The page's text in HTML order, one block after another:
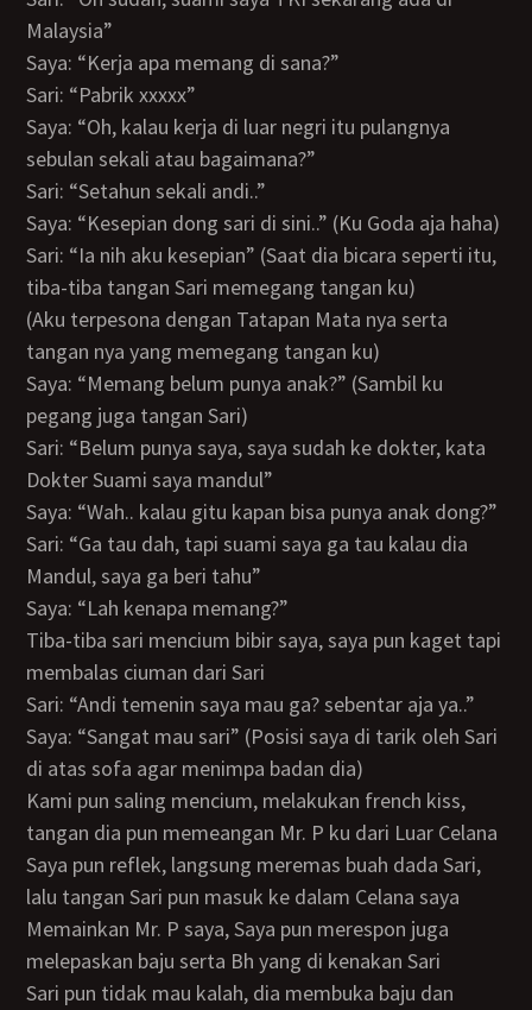
Malaysia”
Saya: “Kerja apa memang di sana?”
Sari: “Pabrik xxxxx”
Saya: “Oh, kalau kerja di luar negri itu pulangnya
sebulan sekali atau bagaimana?”
Sari: “Setahun sekali andi..”
Saya: “Kesepian dong sari di sini..” (Ku Goda aja haha)
Sari: “Ia nih aku kesepian” (Saat dia bicara seperti itu,
tiba-tiba tangan Sari memegang tangan ku)
(Aku terpesona dengan Tatapan Mata nya serta
tangan nya yang memegang tangan ku)
Saya: “Memang belum punya anak?” (Sambil ku
pegang juga tangan Sari)
Sari: “Belum punya saya, saya sudah ke dokter, kata
Dokter Suami saya mandul”
Saya: “Wah.. kalau gitu kapan bisa punya anak dong?”
Sari: “Ga tau dah, tapi suami saya ga tau kalau dia
Mandul, saya ga beri tahu”
Saya: “Lah kenapa memang?”
Tiba-tiba sari mencium bibir saya, saya pun kaget tapi
membalas ciuman dari Sari
Sari: “Andi temenin saya mau ga? sebentar aja ya..”
Saya: “Sangat mau sari” (Posisi saya di tarik oleh Sari
di atas sofa agar menimpa badan dia)
Kami pun saling mencium, melakukan french kiss,
tangan dia pun memeangan Mr. P ku dari Luar Celana
Saya pun reflek, langsung meremas buah dada Sari,
lalu tangan Sari pun masuk ke dalam Celana saya
Memainkan Mr. P saya, Saya pun merespon juga
melepaskan baju serta Bh yang di kenakan Sari
Sari pun tidak mau kalah, dia membuka baju dan